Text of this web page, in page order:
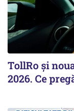
TollRo şi
2026. Ce